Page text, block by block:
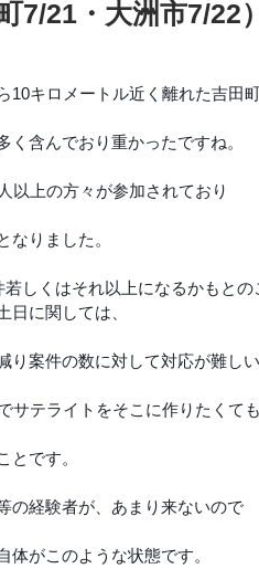
7/21・大洲市7/22）
10キロメートル近く離れた吉田
含んでおり重かったですね。
以上の方々が参加されており
りました。
しくはそれ以上になるかもとの
に関しては、
案件の数に対して対応が難しい
テライトをそこに作りたくても
です。
の経験者が、あまり来ないので
がこのような状態です。